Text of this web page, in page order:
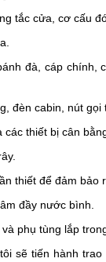
tắc cửa, cơ cấu
đà, cáp
đèn cabin, nút gọi
thiết bị cân
thiết để đảm bảo
đầy nước bình.
phụ tùng lắp
sẽ tiến hành